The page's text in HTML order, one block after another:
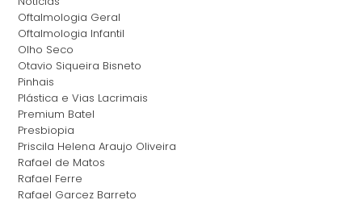
Oftalmologia Geral
Oftalmologia Infantil
Olho Seco
Otavio Siqueira Bisneto
Pinhais
Plástica e Vias Lacrimais
Premium Batel
Presbiopia
Priscila Helena Araujo Oliveira
Rafael de Matos
Rafael Ferre
Rafael Garcez Barreto